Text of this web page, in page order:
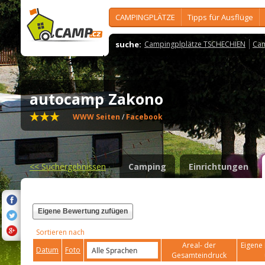
CAMPINGPLÄTZE Tipps für Ausflüge
suche: Campingplplätze TSCHECHIEN
autocamp Zakono
WWW Seiten /Facebook
<<Suchergebnissen Camping Einrichtungen
Eigene Bewertung zufügen
Sortieren nach
Datum
Foto
Areal- der
Gesamteindruck